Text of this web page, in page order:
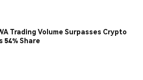
Trading Volume Surpasses Crypto
54% Share